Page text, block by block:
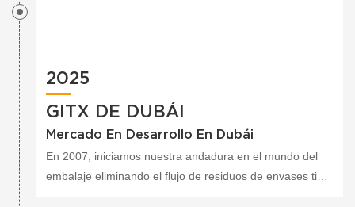
2025
GITX DE DUBÁI
Mercado En Desarrollo En Dubái
En 2007, iniciamos nuestra andadura en el mundo del
embalaje eliminando el flujo de residuos de envases tipo